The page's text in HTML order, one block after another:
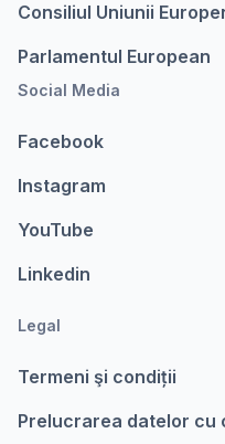
Consiliul Uniunii
Parlamentul European
Social Media
Facebook
Instagram
YouTube
Linkedin
Legal
Termeni şi condiții
Prelucrarea datelor cu